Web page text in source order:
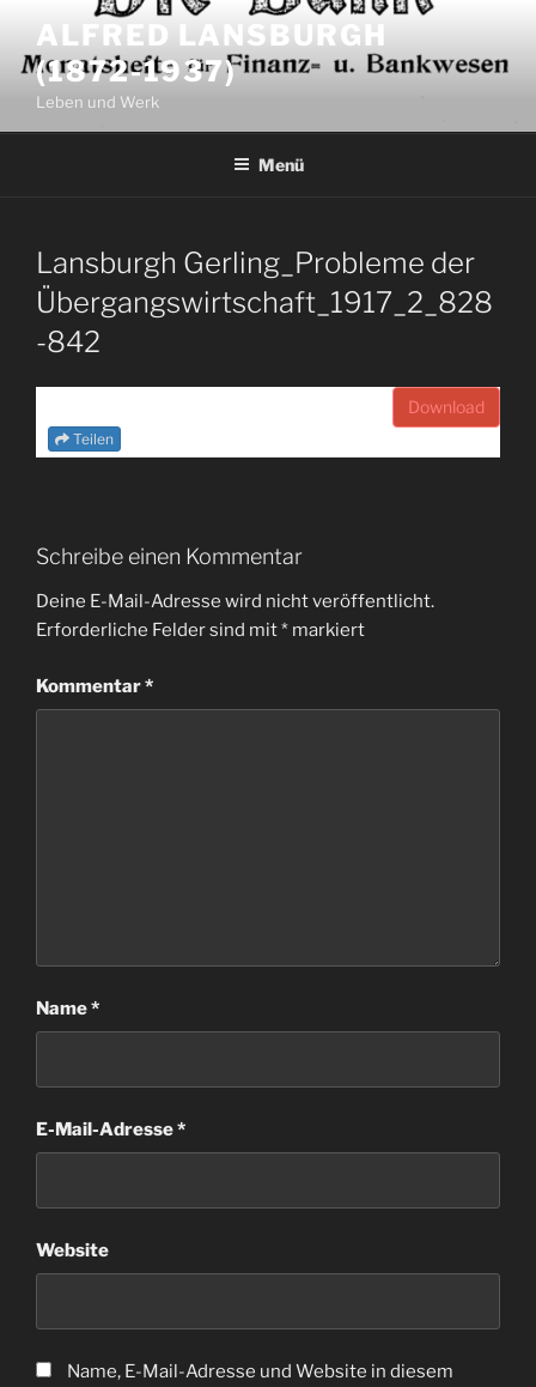
Inhalt
springen
ALFRED LANSBURGH
(1872-1937)
Leben und Werk
Menü
Lansburgh Gerling_Probleme der
Übergangswirtschaft_1917_2_828
-842
Download
Teilen
Schreibe einen Kommentar
Deine E-Mail-Adresse wird nicht veröffentlicht.
Erforderliche Felder sind mit* markiert
Kommentar*
Name*
E-Mail-Adresse*
Website
Name, E-Mail-Adresse und Website in diesem